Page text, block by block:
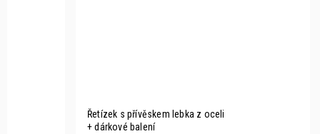
Řetízek s přívěskem lebka z oceli
+ dárkové balení